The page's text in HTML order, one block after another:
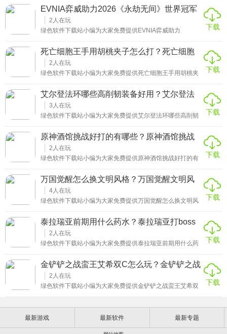
可挑战的BOSS，该BOSS拥有高额防御力和伤害减免，需要
准备能提供护甲穿透的饰品。它的攻击会附加幻星感染减
益，准备能抵抗或清除异常状态的物品很有帮助。在武器选
择上推荐使用具有出色穿透效果或高单次伤害的装备，例如
落，在夜晚击败该区域的精英怪擎星者获得泰坦之心。
EVNIA弈威助力2026《永劫无间》世界冠军
赛圆满收官-EVNIA弈威助力2026的最新相关
信息
2 人在玩
绿色软件下载站小编为大家免费提供EVNIA弈威助力
落定，巅峰荣耀铸就。当聚窟洲的最后一缕刀光收鞘，
2025《永劫无间》世界冠军赛在深圳的璀璨夜色中圆满收
官。EVNIA弈威作为赛事官方指定显示器赞助商，全程深度
参与这场武侠电竞盛宴，不仅见证了冠军荣耀时刻的诞生，
的赛事画上圆满句号。
下载
死亡细胞王手用胡桃夹子怎么打？死亡细胞
胡桃夹子属性
2 人在玩
绿色软件下载站小编为大家免费提供死亡细胞王手用胡桃夹
操作，高手还要多多练习以后才可以打败王手，毕竟胡桃夹
子的攻速非常慢，压制力很差，还不能滞空，伤害还没有盾
打的多。玩家在应对的时候任何一个地方有一些出入就会被
王手给消耗到死，并且使用胡桃夹子的时候一般在论坛里面
下载
艾尔登法环哪些高削韧装备好用？艾尔登法
环哪些高削韧装备好用一点
3 人在玩
绿色软件下载站小编为大家免费提供艾尔登法环哪些高削韧
三件，分别为山妖咆哮、红狮子火焰以及冰枪。其中山妖咆
哮的最佳用法就是释放完蓄力技能之后无缝按住重攻击，并
且其一阶段还自带较为出色的抗击退效果以及强击退力。红
狮子火焰的大致获取点位就在盖利德地区，切出地图并找到
时再出手将其速杀掉，因为如果你的攻击打空的话就会惊扰
金龟并导致其逃往其他隐蔽点位。
下载
原神酒馆挑战好打的有哪些？原神酒馆挑战
好打的有哪些人物
2 人在玩
绿色软件下载站小编为大家免费提供原神酒馆挑战好打的有
能轻松解决的有纯水精灵，这个怪物有自挂水的特点，最好
是用火元素角色打，每次攻击都能打出蒸发伤害，由于大型
的怪物冻不住，不建议用冰元素打。还有草结合雷元素也
行，草种子的伤害和激化效果每个回合伤害也很高。主要的
易的挑战，特瓦林有穿透能力，只要带上莫娜、雷神和一个
非法器的角色就行了，用莫娜的双倍伤害用高伤
下载
万国觉醒怎么换文明风格？万国觉醒文明风
格怎么改
4人在玩
绿色软件下载站小编为大家免费提供万国觉醒怎么换文明风
个人资料页面，这里会显示玩家当前的文明名字和图标。在
个人资料界面中找到文明名字旁边的双箭头按钮或小箭头图
标，点击这个按钮就能进入文明选择界面了。进入文明选择
界面后会看到当前可用的所有文明列表，按顺序滑动就能够
下载
泰拉瑞亚前期用什么药水？泰拉瑞亚打boss
必备药水
2 人在玩
绿色软件下载站小编为大家免费提供泰拉瑞亚前期用什么药
水回复一定生命值，魔力药水回复魔力，这两种药水应常备
在快捷栏中。铁皮药水前期非常重要，它能增加防御力，在
面对强力敌怪或第一个BOSS时能提升生存能力。再生药水
可以持续恢复生命，在持续受伤的探索中很有用。战斗方面
显。探索类药水中狩猎药水能高亮显示周围的敌怪和宝藏，
对寻找洞穴和资源帮助很大。
下载
金铲铲之战蛮王艾希双C怎么玩？金铲铲之战
艾希出什么装备
2 人在玩
绿色软件下载站小编为大家免费提供金铲铲之战蛮王艾希双
蛮王推荐水银、羊刀、饮血，备选泰坦、正义、科技枪，神
器和光明装，副C艾希捡多余输出装，推荐红buff、羊刀、轻
下载
最新游戏 最新软件 最新专题